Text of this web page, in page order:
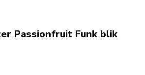
Passionfruit Funk blik